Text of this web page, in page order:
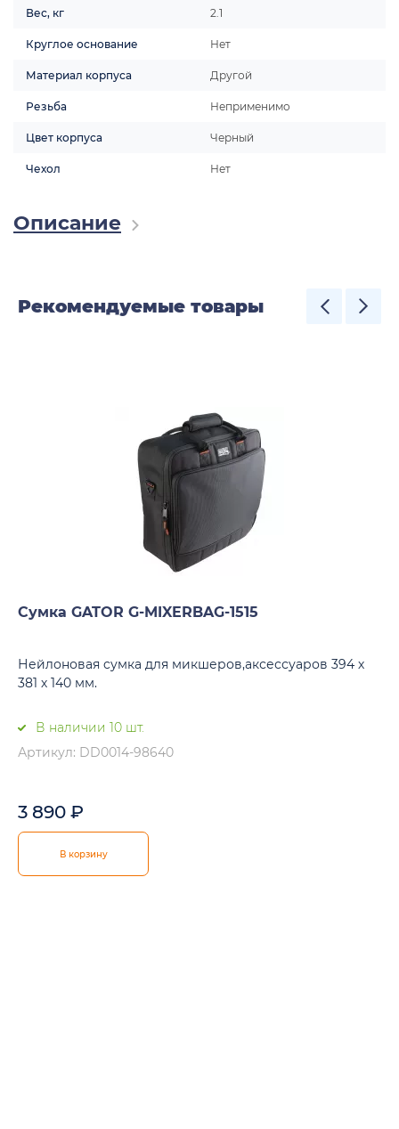
Вес, кг 2.1
Круглое основание Нет
Материал корпуса Другой
Резьба Неприменимо
Цвет корпуса Черный
Чехол Нет
Описание
Рекомендуемые товары
Сумка GATOR G-MIXERBAG-1515
Нейлоновая cумка для микшеров,аксессуаров 394 х
381 х 140 мм.
В наличии 10 шт.
Артикул: DD0014-98640
3 890 ₽
В корзину